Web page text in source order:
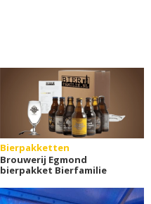
Bierpakketten
Brouwerij Egmond
bierpakket Bierfamilie